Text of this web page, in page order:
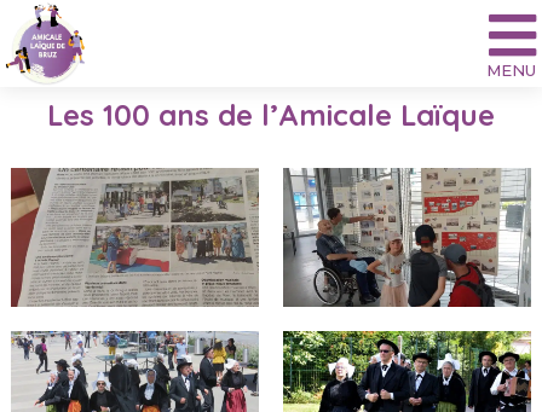
Aller
au
contenu
Les 100 ans de l’Amicale Laïque